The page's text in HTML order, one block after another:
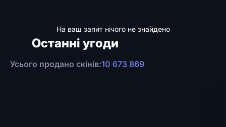
На ваш запит нічого не знайдено
Останні угоди
Усього продано скінів:10 673 869